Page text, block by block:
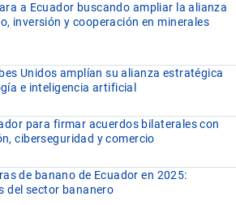
a Ecuador buscando ampliar la alianza
inversión y cooperación en minerales
Unidos amplían su alianza estratégica
e inteligencia artificial
para firmar acuerdos bilaterales con
ciberseguridad y comercio
de banano de Ecuador en 2025:
del sector bananero